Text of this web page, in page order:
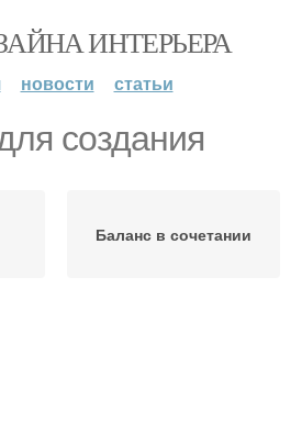
ИНТЕРЬЕРА
новости статьи
создания
Баланс в сочетании